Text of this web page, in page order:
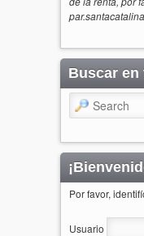
Buscar en
Search
Por favor,
Usuario